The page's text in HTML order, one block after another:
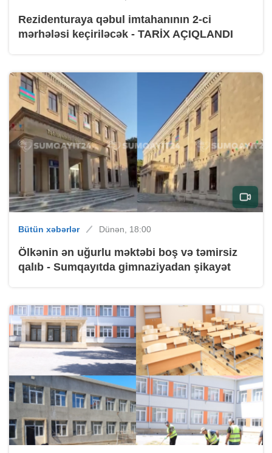
Rezidenturaya qəbul imtahanının 2-ci
mərhələsi keçiriləcək - TARİX AÇIQLANDI
Bütün xəbərlər Dünən, 18:00
Ölkənin ən uğurlu məktəbi boş və təmirsiz
qalıb - Sumqayıtda gimnaziyadan şikayət